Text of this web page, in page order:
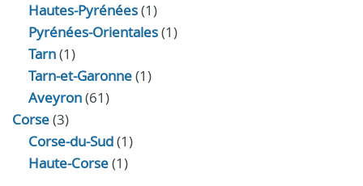
Hautes-Pyrénées(1)
Pyrénées-Orientales(1)
Tarn(1)
Tarn-et-Garonne(1)
Aveyron(61)
Corse(3)
Corse-du-Sud(1)
Haute-Corse(1)